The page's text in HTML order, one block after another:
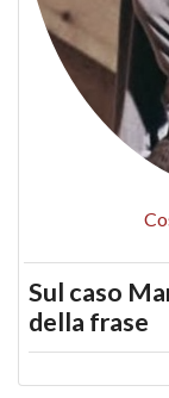
Sul caso
della frase